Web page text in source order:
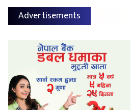
Advertisements